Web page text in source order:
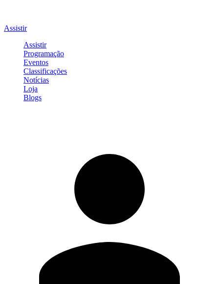
Assistir
Assistir
Programação
Eventos
Classificações
Notícias
Loja
Blogs